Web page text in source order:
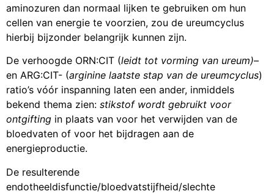
aminozuren dan normaal lijken te gebruiken om hun
cellen van energie te voorzien, zou de ureumcyclus
hierbij bijzonder belangrijk kunnen zijn.
De verhoogde ORN:CIT (leidt tot vorming van ureum)–
en ARG:CIT- (arginine laatste stap van de ureumcyclus)
ratio’s vóór inspanning laten een ander, inmiddels
bekend thema zien: stikstof wordt gebruikt voor
ontgifting in plaats van voor het verwijden van de
bloedvaten of voor het bijdragen aan de
energieproductie.
De resulterende
endotheeldisfunctie/bloedvatstijfheid/slechte